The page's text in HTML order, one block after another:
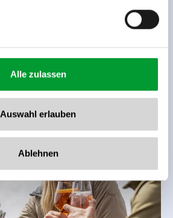
Alle zulassen
Auswahl erlauben
Ablehnen